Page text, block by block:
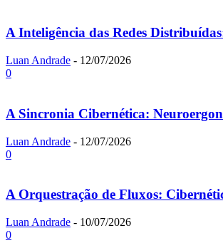
A Inteligência das Redes
Luan Andrade - 12/07/2026
0
A Sincronia Cibernética:
Luan Andrade - 12/07/2026
0
A Orquestração de Fluxos:
Luan Andrade - 10/07/2026
0